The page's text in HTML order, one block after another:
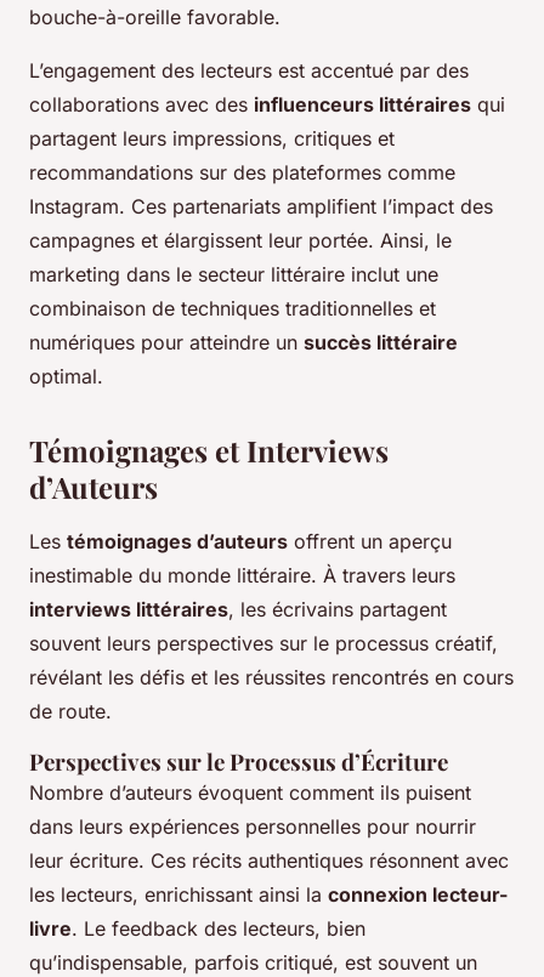
bouche-à-oreille favorable.
L’engagement des lecteurs est accentué par des
collaborations avec des influenceurs littéraires qui
partagent leurs impressions, critiques et
recommandations sur des plateformes comme
Instagram. Ces partenariats amplifient l’impact des
campagnes et élargissent leur portée. Ainsi, le
marketing dans le secteur littéraire inclut une
combinaison de techniques traditionnelles et
numériques pour atteindre un succès littéraire
optimal.
Témoignages et Interviews
d’Auteurs
Les témoignages d’auteurs offrent un aperçu
inestimable du monde littéraire. À travers leurs
interviews littéraires, les écrivains partagent
souvent leurs perspectives sur le processus créatif,
révélant les défis et les réussites rencontrés en cours
de route.
Perspectives sur le Processus d’Écriture
Nombre d’auteurs évoquent comment ils puisent
dans leurs expériences personnelles pour nourrir
leur écriture. Ces récits authentiques résonnent avec
les lecteurs, enrichissant ainsi la connexion lecteur-
livre. Le feedback des lecteurs, bien
qu’indispensable, parfois critiqué, est souvent un